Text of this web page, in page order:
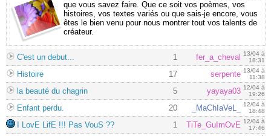
que vous savez faire. Que ce soit vos poèmes, vos
histoires, vos textes variés ou que sais-je encore, vous
êtes le bien venu pour nous montrer tout vos talents de
créateur.
C'est un debut... 1 fer_a_cheval 13/04 à
18:31
Histoire 17 serpente 13/04 à
11:38
la beauté du chagrin 5 yayaya03 12/04 à
19:26
Enfant perdu. 20 _MaChIaVeL_
12/04 à
18:48
I LovE LifE !!! Pas VouS ?? 1 TiTe_GuImOvE 12/04 à
17:46